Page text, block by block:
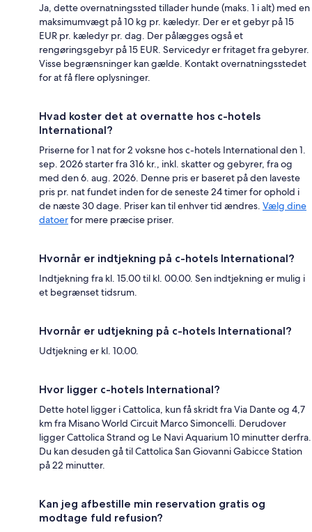
Ja, dette overnatningssted tillader hunde (maks. 1 i alt) med en
maksimumvægt på 10 kg pr. kæledyr. Der er et gebyr på 15
EUR pr. kæledyr pr. dag. Der pålægges også et
rengøringsgebyr på 15 EUR. Servicedyr er fritaget fra gebyrer.
Visse begrænsninger kan gælde. Kontakt overnatningsstedet
for at få flere oplysninger.
Hvad koster det at overnatte hos c-hotels
International?
Priserne for 1 nat for 2 voksne hos c-hotels International den 1.
sep. 2026 starter fra 316 kr., inkl. skatter og gebyrer, fra og
med den 6. aug. 2026. Denne pris er baseret på den laveste
pris pr. nat fundet inden for de seneste 24 timer for ophold i
de næste 30 dage. Priser kan til enhver tid ændres. Vælg dine
datoerfor mere præcise priser.
Hvornår er indtjekning på c-hotels International?
Indtjekning fra kl. 15.00 til kl. 00.00. Sen indtjekning er mulig i
et begrænset tidsrum.
Hvornår er udtjekning på c-hotels International?
Udtjekning er kl. 10.00.
Hvor ligger c-hotels International?
Dette hotel ligger i Cattolica, kun få skridt fra Via Dante og 4,7
km fra Misano World Circuit Marco Simoncelli. Derudover
ligger Cattolica Strand og Le Navi Aquarium 10 minutter derfra.
Du kan desuden gå til Cattolica San Giovanni Gabicce Station
på 22 minutter.
Kan jeg afbestille min reservation gratis og
modtage fuld refusion?